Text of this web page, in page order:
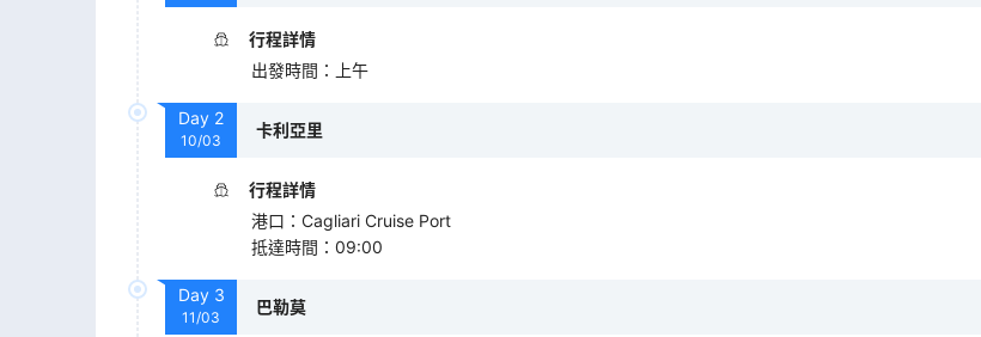
行程詳情
出發時間 ： 上午
Day 2
10/03
卡利亞里
行程詳情
港口 ： Cagliari Cruise Port
抵達時間 ： 09:00
Day 3
11/03
巴勒莫